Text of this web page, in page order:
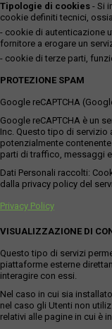
Tipologie di cookies - Si
cookie definiti tecnici,
- cookie di autenticazione
fornitore a erogare un
- cookie di terze parti,
PROTEZIONE SPAM
Google reCAPTCHA
Google reCAPTCHA è un
Inc. Questo tipo di
potenzialmente
parti di traffico, messaggi
Dati Personali raccolti:
dalla privacy policy del
Privacy Policy
VISUALIZZAZIONE DI
Questo tipo di servizi
piattaforme esterne
interagire con essi.
Nel caso in cui sia
nel caso gli Utenti non
relativi alle pagine in cui è